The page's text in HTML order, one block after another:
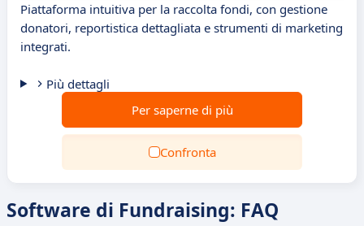
Piattaforma intuitiva per la raccolta fondi, con gestione
donatori, reportistica dettagliata e strumenti di marketing
integrati.
Più dettagli
Per saperne di più
Confronta
Software di Fundraising: FAQ